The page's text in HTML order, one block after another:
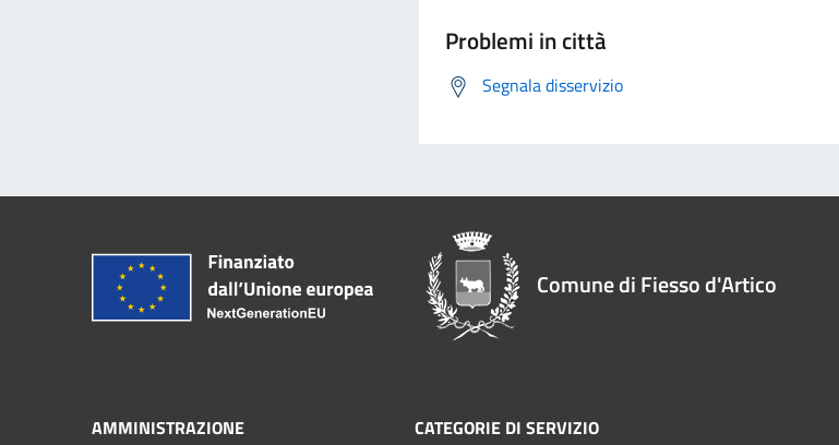
Problemi in città
Segnala disservizio
Comune di Fiesso d'Artico
AMMINISTRAZIONE CATEGORIE DI SERVIZIO